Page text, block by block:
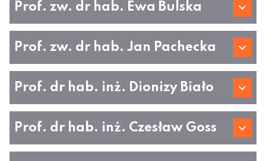
Prof. zw. dr hab. Ewa Bulska
Prof. zw. dr hab. Jan Pachecka
Prof. dr hab. inż. Dionizy Biało
Prof. dr hab. inż. Czesław Goss